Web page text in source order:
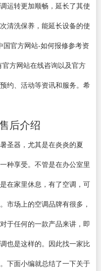
运转更加顺畅，延长了其使
清洗保养，能延长设备的使
官方网站-如何报修参考资
方网站在线咨询以及官方
约、活动等资讯和服务。希
后介绍
器，尤其是在炎炎的夏
种享受。不管是在办公室里
在家里休息，有了空调，可
市场上的空调品牌有很多，
于任何的一款产品来讲，即
也是这样的。因此找一家比
下面小编就总结了一下关于